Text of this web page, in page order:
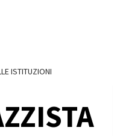
ISTITUZIONI